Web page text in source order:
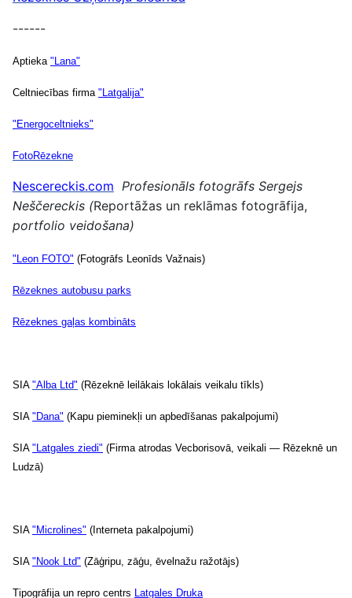
------
Aptieka "Lana"
Celtniecības firma "Latgalija"
"Energoceltnieks"
FotoRēzekne
Nescereckis.com Profesionāls fotogrāfs Sergejs
Neščereckis (Reportāžas un reklāmas fotogrāfija,
portfolio veidošana)
"Leon FOTO" (Fotogrāfs Leonīds Važnais)
Rēzeknes autobusu parks
Rēzeknes gaļas kombināts
SIA "Alba Ltd" (Rēzeknē leilākais lokālais veikalu tīkls)
SIA "Dana" (Kapu pieminekļi un apbedīšanas pakalpojumi)
SIA "Latgales ziedi" (Firma atrodas Vecborisovā, veikali — Rēzeknē un
Ludzā)
SIA "Microlines" (Interneta pakalpojumi)
SIA "Nook Ltd" (Zāģripu, zāģu, ēvelnažu ražotājs)
Tipogrāfija un repro centrs Latgales Druka